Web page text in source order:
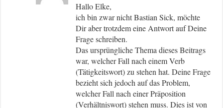
Hallo Elke,
ich bin zwar nicht Bastian Sick, möchte
Dir aber trotzdem eine Antwort auf Deine
Frage schreiben.
Das ursprüngliche Thema dieses Beitrags
war, welcher Fall nach einem Verb
(Tätigkeitswort) zu stehen hat. Deine Frage
bezieht sich jedoch auf das Problem,
welcher Fall nach einer Präposition
(Verhältniswort) stehen muss. Dies ist von